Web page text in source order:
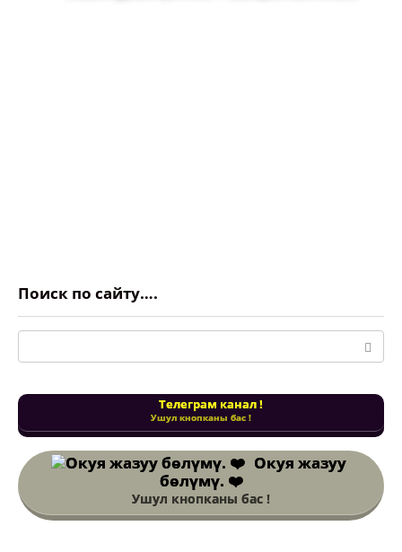
Поиск по сайту….
Поиск:
Телеграм канал !
Ушул кнопканы бас !
Окуя жазуу
бөлүмү. ❤️
Ушул кнопканы бас !